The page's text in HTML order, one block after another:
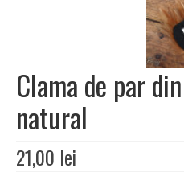
Clama de par
natural
21,00 lei